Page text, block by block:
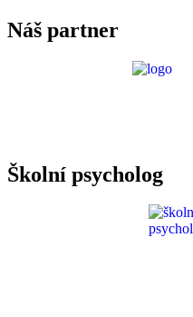
Náš partner
Školní psycholog